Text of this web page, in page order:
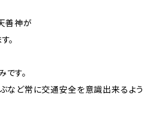
善神が
。
す。
など常に交通安全を意識出来るよう